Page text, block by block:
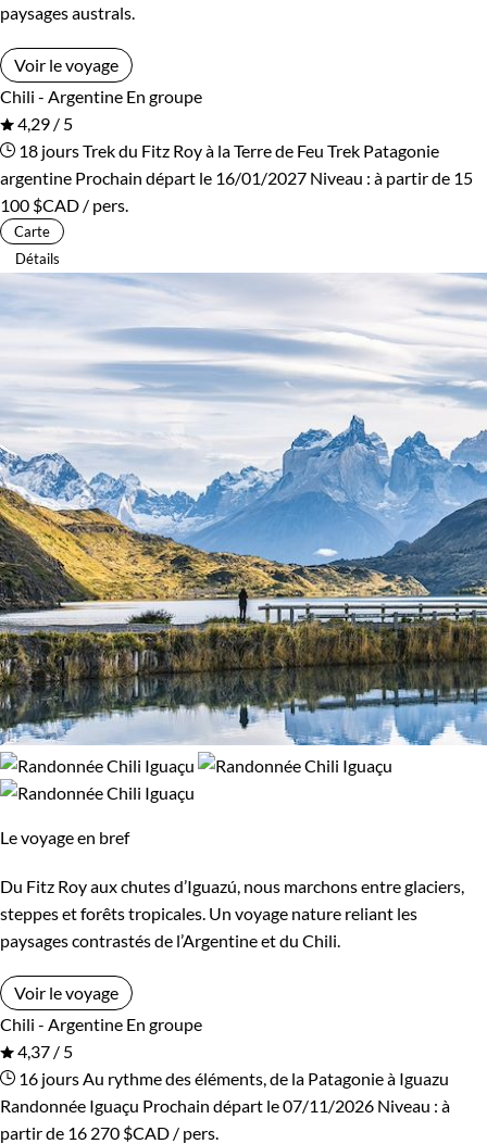
paysages australs.
Voir le voyage
Chili - Argentine En groupe
4,29 / 5
18 joursTrek du Fitz Roy à la Terre de Feu Trek Patagonie
argentine Prochain départ le 16/01/2027 Niveau : à partir de 15
100 $CAD / pers.
Carte
Détails
Le voyage en bref
Du Fitz Roy aux chutes d’Iguazú, nous marchons entre glaciers,
steppes et forêts tropicales. Un voyage nature reliant les
paysages contrastés de l’Argentine et du Chili.
Voir le voyage
Chili - Argentine En groupe
4,37 / 5
16 jours Au rythme des éléments, de la Patagonie à Iguazu
Randonnée Iguaçu Prochain départ le 07/11/2026 Niveau : à
partir de 16 270 $CAD / pers.